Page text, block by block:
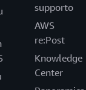
supporto
AWS
re:Post
Knowledge
Center